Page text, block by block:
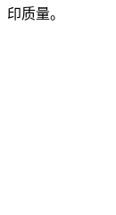
印质量。